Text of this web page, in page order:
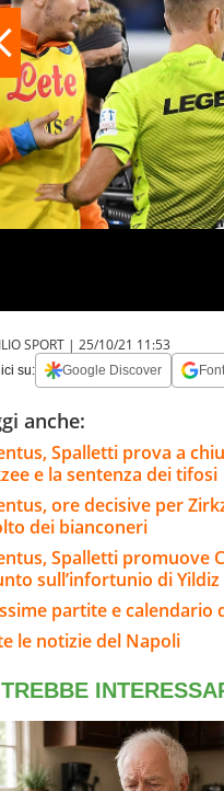
SPORT | 25/10/21 11:53
su: Google Discover
anche:
Spalletti prova a
e la sentenza dei tifosi
ore decisive per
dei bianconeri
Spalletti promuove
sull’infortunio di Yildiz
partite e calendario
le notizie del Napoli